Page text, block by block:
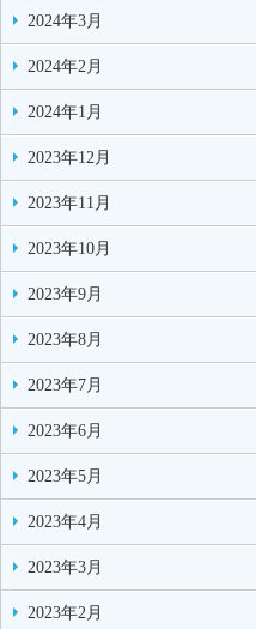
2024年3月
2024年2月
2024年1月
2023年12月
2023年11月
2023年10月
2023年9月
2023年8月
2023年7月
2023年6月
2023年5月
2023年4月
2023年3月
2023年2月